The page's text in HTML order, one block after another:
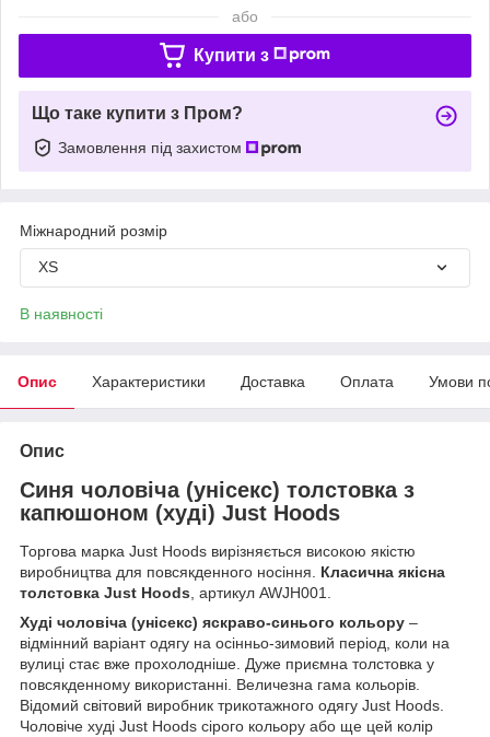
або
Купити з
Що таке купити з Пром?
Замовлення під захистом
Міжнародний розмір
XS
В наявності
Опис Характеристики Доставка Оплата Умови
Опис
Синя чоловіча (унісекс) толстовка з
капюшоном (худі) Just Hoods
Торгова марка Just Hoods вирізняється високою якістю
виробництва для повсякденного носіння. Класична якісна
толстовка Just Hoods, артикул AWJH001.
Худі чоловіча (унісекс) яскраво-синього кольору –
відмінний варіант одягу на осінньо-зимовий період, коли на
вулиці стає вже прохолодніше. Дуже приємна толстовка у
повсякденному використанні. Величезна гама кольорів.
Відомий світовий виробник трикотажного одягу Just Hoods.
Чоловіче худі Just Hoods сірого кольору або ще цей колір